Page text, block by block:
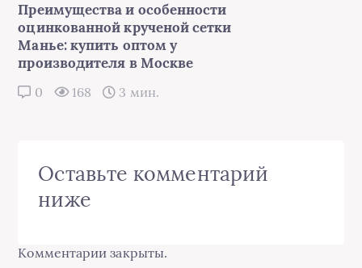
Преимущества и особенности
оцинкованной крученой сетки
Манье: купить оптом у
производителя в Москве
0 168 3 мин.
Оставьте комментарий
ниже
Комментарии закрыты.